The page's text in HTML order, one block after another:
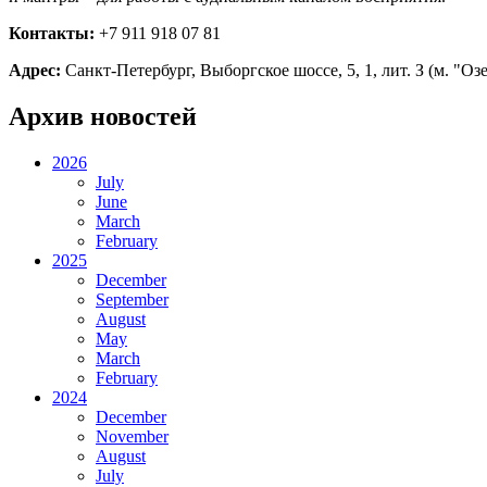
Контакты: +7 911 918 07 81
Адрес: Санкт-Петербург, Выборгское шоссе, 5, 1, лит. З (м.
Архив новостей
2026
July
June
March
February
2025
December
September
August
May
March
February
2024
December
November
August
July